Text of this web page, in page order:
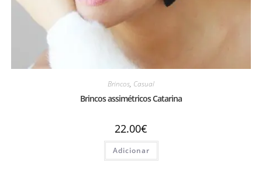
Brincos, Casual
Brincos assimétricos Catarina
22.00€
Adicionar